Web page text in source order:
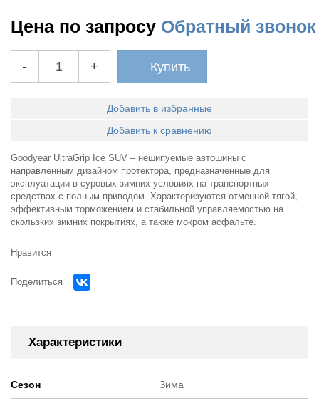
Цена по запросу Обратный звонок
- + Купить
Добавить в избранные
Добавить к сравнению
Goodyear UltraGrip Ice SUV – нешипуемые автошины с
направленным дизайном протектора, предназначенные для
эксплуатации в суровых зимних условиях на транспортных
средствах с полным приводом. Характеризуются отменной тягой,
эффективным торможением и стабильной управляемостью на
скользких зимних покрытиях, а также мокром асфальте.
Нравится
Поделиться
Характеристики
Сезон Зима